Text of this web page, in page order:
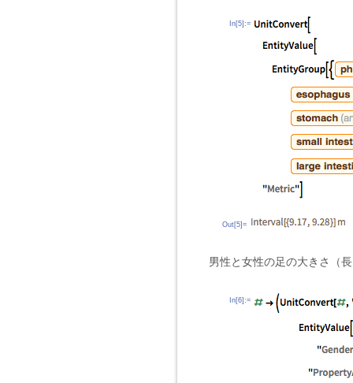
In[5]:=
Out[5]=
男性と女性の足の大きさ（
In[6]:=